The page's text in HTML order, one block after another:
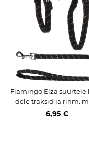
Flamingo Elza suurtele
dele traksid ja rihm,
6,95 €